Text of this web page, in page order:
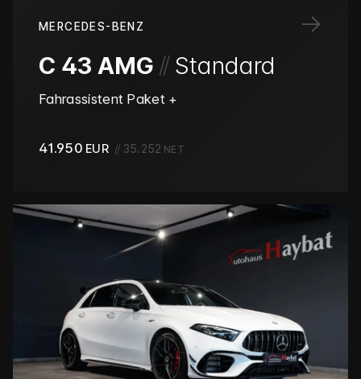
→
MERCEDES-BENZ
C 43 AMG // Standard
Fahrassistent Paket +
41.950 EUR // 35.252 NET